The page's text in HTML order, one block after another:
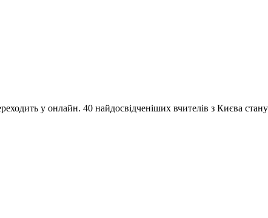
у онлайн. 40 найдосвідченіших вчителів з Києва